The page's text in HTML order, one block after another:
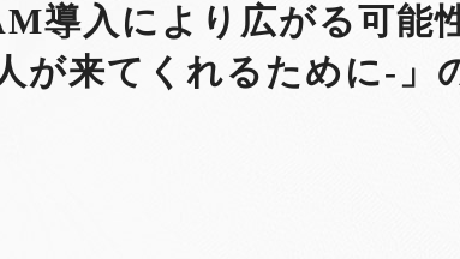
導入により広がる可能
が来てくれるために-」